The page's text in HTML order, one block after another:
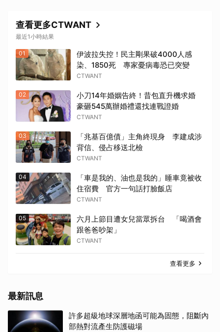
查看更多CTWANT
最近1小時結果
01
伊波拉失控！民主剛果破4000人感
染、1850死 專家憂病毒恐已突變
CTWANT
02
小刀14年婚姻告終！昔包直升機求婚
豪砸545萬辦婚禮還找連戰證婚
CTWANT
03
「兆基百億債」主角終現身 李建成涉
背信、侵占移送北檢
CTWANT
04
「車是我的、油也是我的」睡車竟被收
住宿費 官方一句話打臉飯店
CTWANT
05
六月上節目遭女兒當眾拆台 「喝酒會
跟爸爸吵架」
CTWANT
查看更多
最新訊息
許多超級地球深層地函可能為固態，阻斷內
部熱對流產生防護磁場